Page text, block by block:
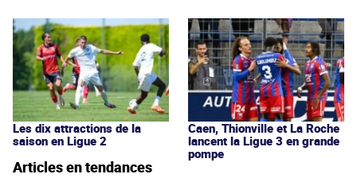
Les dix attractions de la
saison en Ligue 2
Caen, Thionville et La Roche
lancent la Ligue 3 en grande
pompe
Articles en tendances